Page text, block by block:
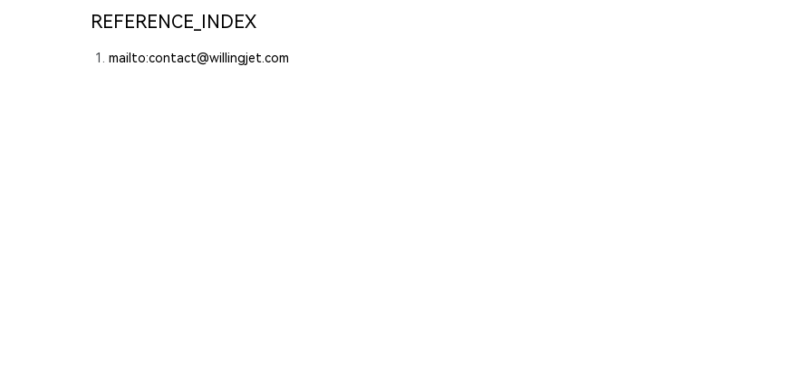
REFERENCE_INDEX
mailto:contact@willingjet.com